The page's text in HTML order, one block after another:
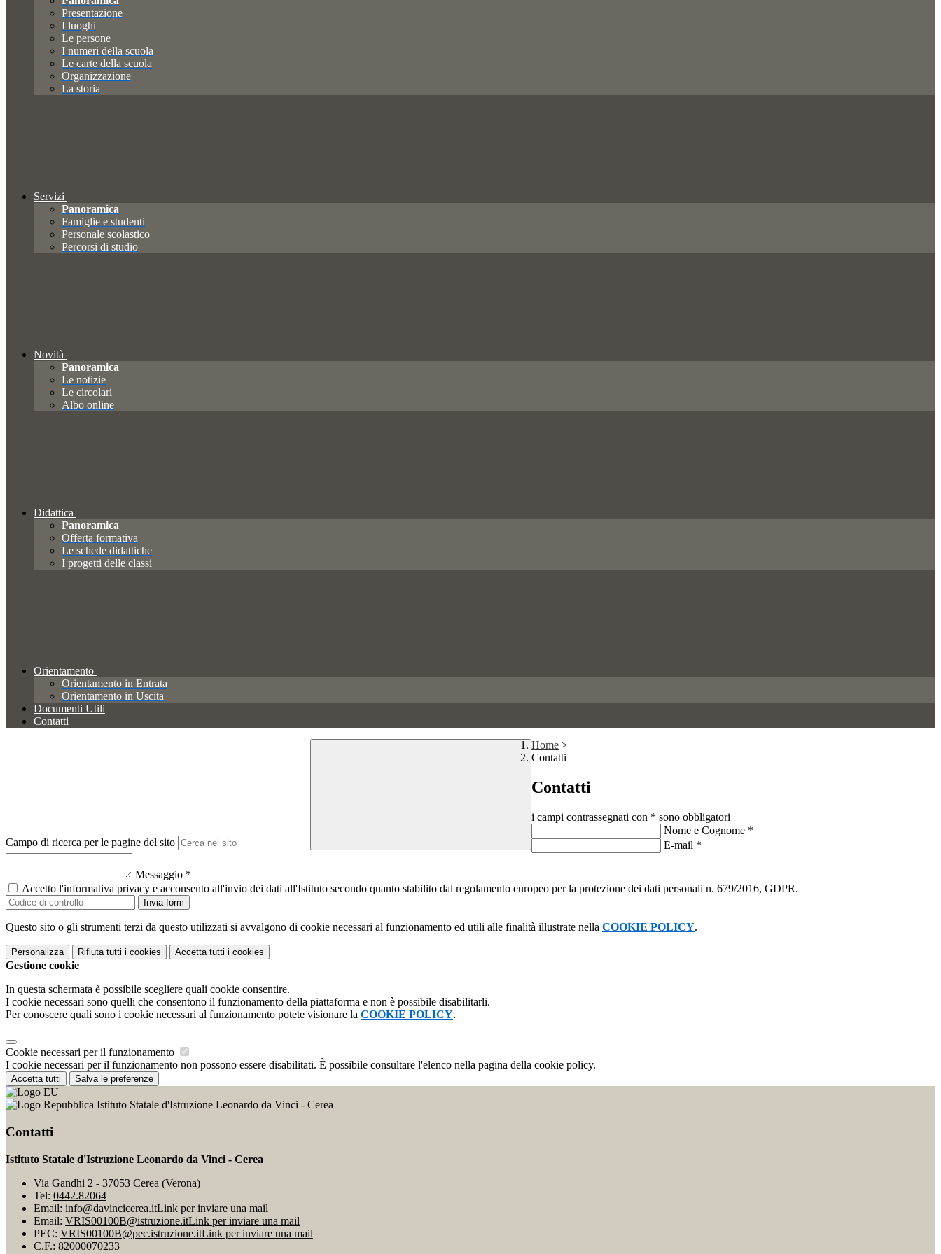
Presentazione
I luoghi
Le persone
I numeri della scuola
Le carte della scuola
Organizzazione
La storia
Servizi
Panoramica
Famiglie e studenti
Personale scolastico
Percorsi di studio
Novità
Panoramica
Le notizie
Le circolari
Albo online
Didattica
Panoramica
Offerta formativa
Le schede didattiche
I progetti delle classi
Orientamento
Orientamento in Entrata
Orientamento in Uscita
Documenti Utili
Contatti
Campo di ricerca per le pagine del sito
Home >
Contatti
Contatti
i campi contrassegnati con * sono obbligatori
Nome e Cognome *
E-mail *
Messaggio *
Accetto l'informativa privacy e acconsento all'invio dei dati all'Istituto secondo quanto stabilito dal regolamento europeo per la protezione dei dati personali n. 679/2016, GDPR.
Invia form
Questo sito o gli strumenti terzi da questo utilizzati si avvalgono di cookie necessari al funzionamento ed utili alle finalità illustrate nella COOKIE POLICY.
Personalizza Rifiuta tutti i cookies Accetta tutti i cookies
Gestione cookie
In questa schermata è possibile scegliere quali cookie consentire.
I cookie necessari sono quelli che consentono il funzionamento della piattaforma e non è possibile disabilitarli.
Per conoscere quali sono i cookie necessari al funzionamento potete visionare la COOKIE POLICY.
Cookie necessari per il funzionamento
I cookie necessari per il funzionamento non possono essere disabilitati. È possibile consultare l'elenco nella pagina della cookie policy.
Accetta tutti Salva le preferenze
Istituto Statale d'Istruzione Leonardo da Vinci - Cerea
Contatti
Istituto Statale d'Istruzione Leonardo da Vinci - Cerea
Via Gandhi 2 - 37053 Cerea (Verona)
Tel: 0442.82064
Email: info@davincicerea.itLink per inviare una mail
Email: VRIS00100B@istruzione.itLink per inviare una mail
PEC: VRIS00100B@pec.istruzione.itLink per inviare una mail
C.F.: 82000070233